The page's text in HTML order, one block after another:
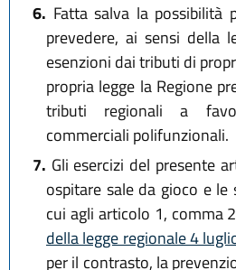
6. Fatta salva la possibilità
prevedere, ai sensi della
esenzioni dai tributi di
propria legge la Regione
tributi regionali a
commerciali polifunzionali.
7. Gli esercizi del presente
ospitare sale da gioco e le
cui agli articolo 1, comma
della legge regionale 4
per il contrasto, la